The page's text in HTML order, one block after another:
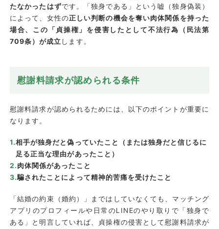
たなかったはずです。「独身である」という嘘（独身偽装）
によって、女性の正しい判断の機会を奪い肉体関係を持った
場合、この「貞操権」を侵害したとして不法行為（民法第
709条）が成立 します。
慰謝料請求が認められる条件
慰謝料請求が認められるためには、以下のポイントが重要に
なります。
相手が独身だと偽っていたこと（または独身だと信じるに
足る正当な理由があったこと）
肉体関係があったこと
騙されたことによって精神的苦痛を受けたこと
「結婚の約束（婚約）」まではしていなくても、マッチング
アプリのプロフィールや日常のLINEのやり取りで「独身で
ある」と明言していれば、貞操権の侵害として慰謝料請求が